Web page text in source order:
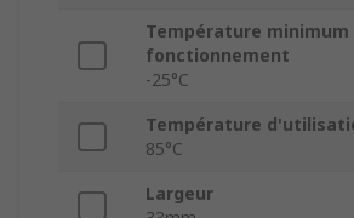
Température minimum
fonctionnement
-25°C
Température
85°C
Largeur